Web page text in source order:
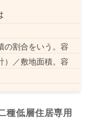
の割合をいう。容
）／敷地面積。容
種低層住居専用